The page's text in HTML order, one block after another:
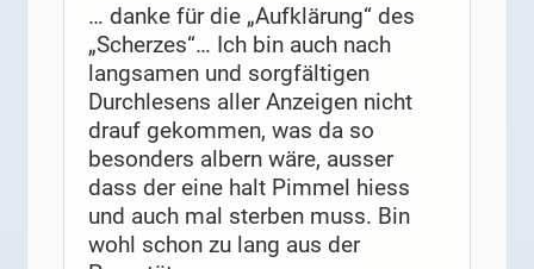
… danke für die „Aufklärung“ des
„Scherzes“… Ich bin auch nach
langsamen und sorgfältigen
Durchlesens aller Anzeigen nicht
drauf gekommen, was da so
besonders albern wäre, ausser
dass der eine halt Pimmel hiess
und auch mal sterben muss. Bin
wohl schon zu lang aus der